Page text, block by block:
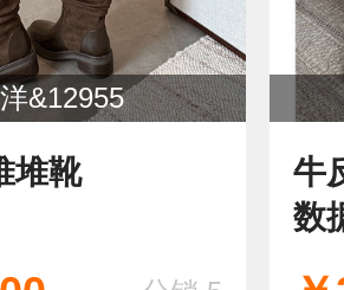
&12955
堆靴
牛
数